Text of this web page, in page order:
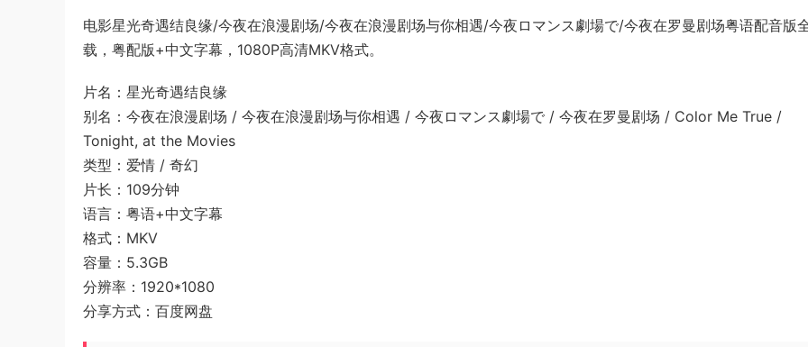
电影星光奇遇结良缘/今夜在浪漫剧场/今夜在浪漫剧场与你相遇/今夜ロマンス劇場で/今夜在罗曼剧场粤语配音版
载，粤配版+中文字幕，1080P高清MKV格式。
片名：星光奇遇结良缘
别名：今夜在浪漫剧场 / 今夜在浪漫剧场与你相遇 / 今夜ロマンス劇場で / 今夜在罗曼剧场 / Color Me True /
Tonight, at the Movies
类型：爱情 / 奇幻
片长：109分钟
语言：粤语+中文字幕
格式：MKV
容量：5.3GB
分辨率：1920*1080
分享方式：百度网盘